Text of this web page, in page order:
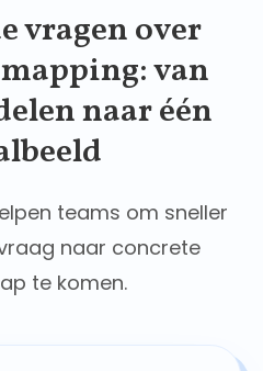
vragen over
van
naar één
teams om sneller
naar concrete
te komen.